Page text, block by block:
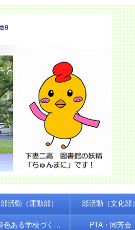
部活動（運動部） 部活動（文化部）
特色ある学校づくり推進事業 PTA・同芳会